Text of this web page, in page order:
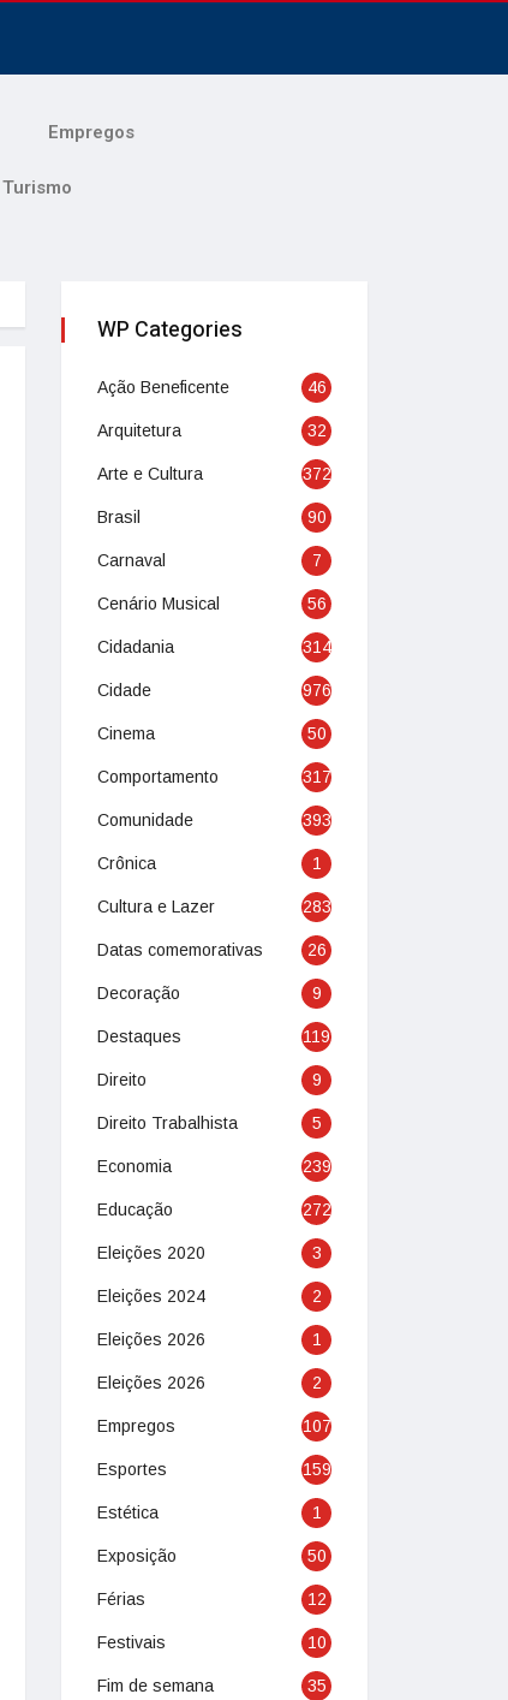
Empregos
Turismo
WP Categories
Ação Beneficente 46
Arquitetura 32
Arte e Cultura 372
Brasil 90
Carnaval 7
Cenário Musical 56
Cidadania 314
Cidade 976
Cinema 50
Comportamento 317
Comunidade 393
Crônica 1
Cultura e Lazer 283
Datas comemorativas 26
Decoração 9
Destaques 119
Direito 9
Direito Trabalhista 5
Economia 239
Educação 272
Eleições 2020 3
Eleições 2024 2
Eleições 2026 1
Eleições 2026 2
Empregos 107
Esportes 159
Estética 1
Exposição 50
Férias 12
Festivais 10
Fim de semana 35